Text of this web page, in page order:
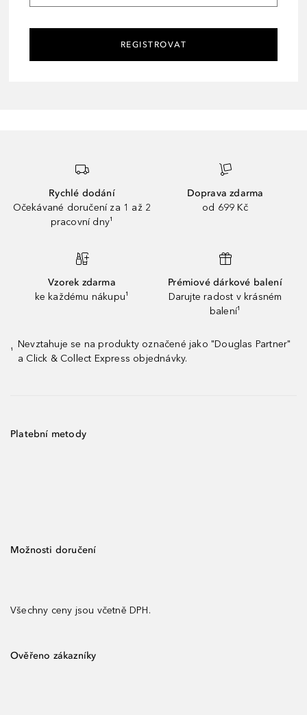
REGISTROVAT
Rychlé dodání
Očekávané doručení za 1 až 2
pracovní dny¹
Doprava zdarma
od 699 Kč
Vzorek zdarma
ke každému nákupu¹
Prémiové dárkové balení
Darujte radost v krásném
balení¹
¹
Nevztahuje se na produkty označené jako "Douglas Partner"
a Click & Collect Express objednávky.
Platební metody
Možnosti doručení
Všechny ceny jsou včetně DPH.
Ověřeno zákazníky